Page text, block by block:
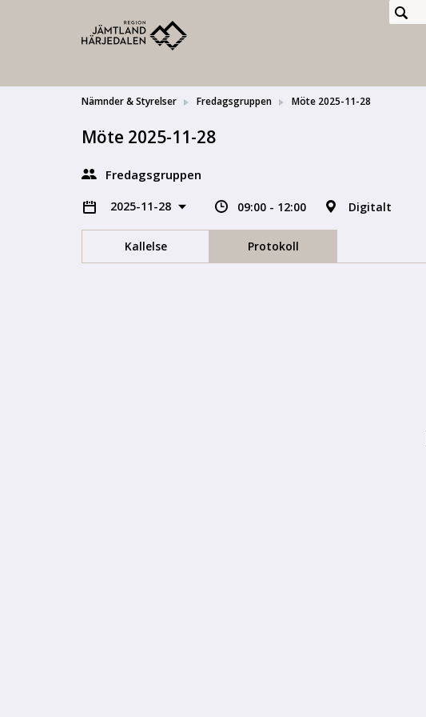
Nämnder & Styrelser Fredagsgruppen Möte 2025-11-28
Möte 2025-11-28
Fredagsgruppen
2025-11-28 09:00 - 12:00 Digitalt
Kallelse Protokoll